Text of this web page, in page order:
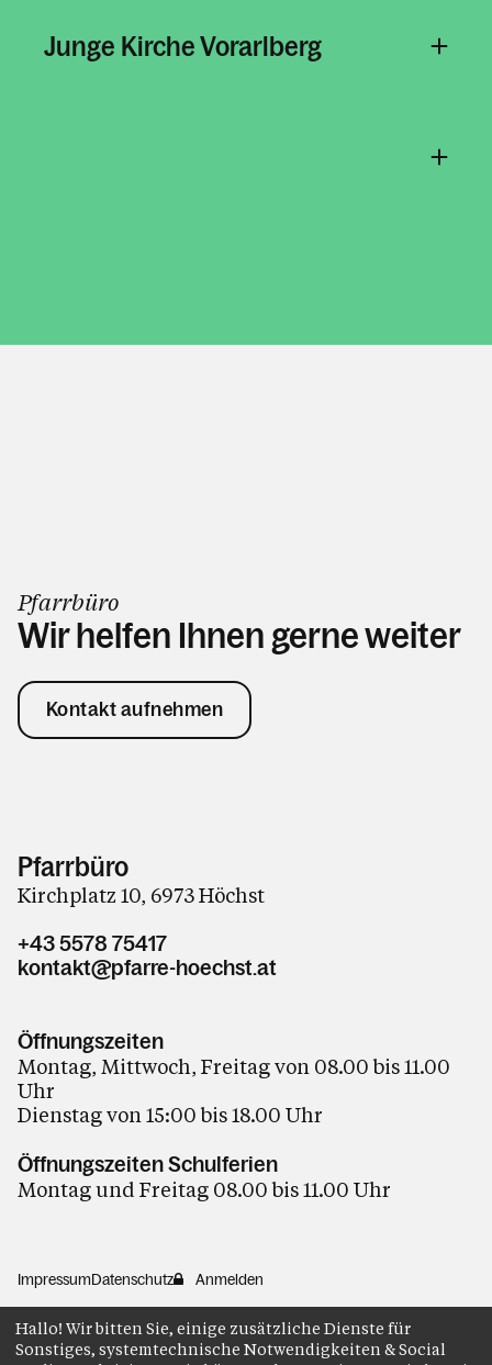
Junge Kirche Vorarlberg
Pfarrbüro
Wir helfen Ihnen gerne weiter
Kontakt aufnehmen
Pfarrbüro
Kirchplatz 10, 6973 Höchst
+43 5578 75417
kontakt@pfarre-hoechst.at
Öffnungszeiten
Montag, Mittwoch, Freitag von 08.00 bis 11.00
Uhr
Dienstag von 15:00 bis 18.00 Uhr
Öffnungszeiten Schulferien
Montag und Freitag 08.00 bis 11.00 Uhr
ImpressumDatenschutz Anmelden
Hallo! Wir bitten Sie, einige zusätzliche Dienste für
Sonstiges, systemtechnische Notwendigkeiten & Social